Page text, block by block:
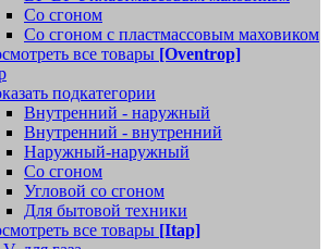
Со сгоном
Со сгоном с пластмассовым маховиком
все товары [Oventrop]
подкатегории
Внутренний - наружный
Внутренний - внутренний
Наружный-наружный
Со сгоном
Угловой со сгоном
Для бытовой техники
все товары [Itap]